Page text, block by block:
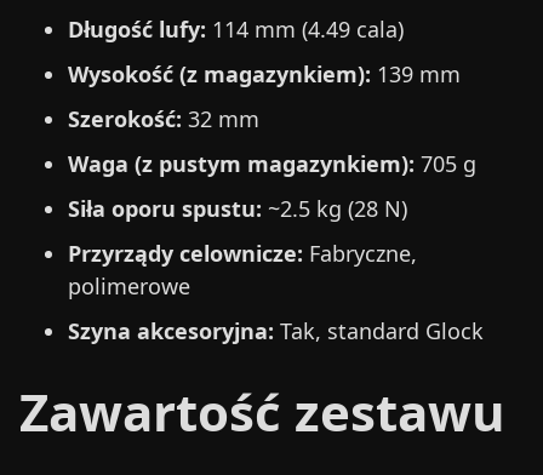
Długość lufy: 114 mm (4.49 cala)
Wysokość (z magazynkiem): 139 mm
Szerokość: 32 mm
Waga (z pustym magazynkiem): 705 g
Siła oporu spustu: ~2.5 kg (28 N)
Przyrządy celownicze: Fabryczne,
polimerowe
Szyna akcesoryjna: Tak, standard Glock
Zawartość zestawu